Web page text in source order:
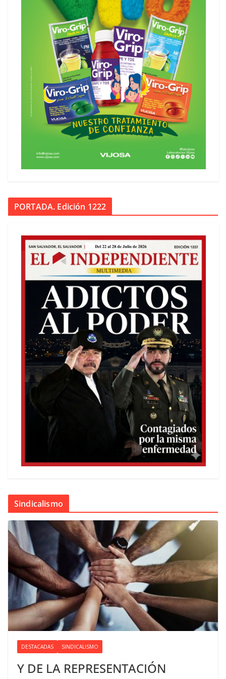
PORTADA. Edición 1222
Sindicalismo
DESTACADAS SINDICALISMO
Y DE LA REPRESENTACIÓN